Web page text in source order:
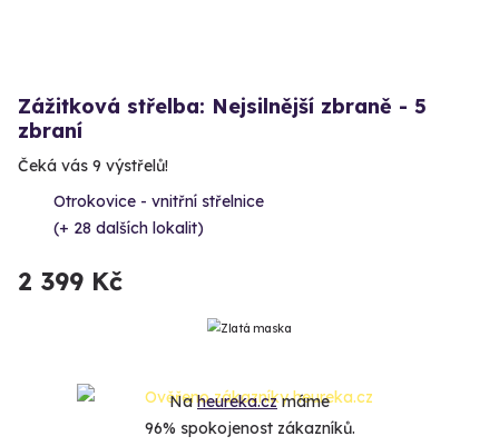
Zážitková střelba: Nejsilnější zbraně - 5
zbraní
Čeká vás 9 výstřelů!
Otrokovice - vnitřní střelnice
(+ 28 dalších lokalit)
2 399 Kč
Naheureka.czmáme
96% spokojenost zákazníků.